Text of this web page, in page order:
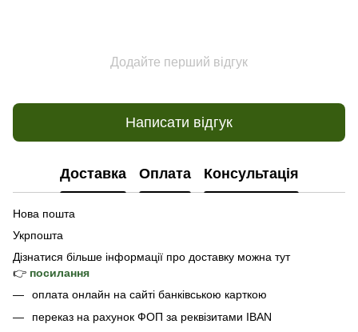
Додайте перший відгук
Написати відгук
Доставка Оплата Консультація
Нова пошта
Укрпошта
Дізнатися більше інформації про доставку можна тут
👉 посилання
оплата онлайн на сайті банківською карткою
переказ на рахунок ФОП за реквізитами IBAN